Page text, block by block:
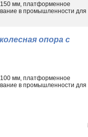
мм, платформенное
в промышленности для
опора с
мм, платформенное
в промышленности для